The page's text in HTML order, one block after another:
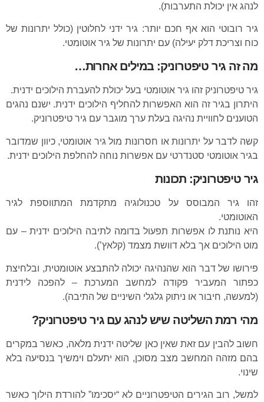
לנהג אין יכולת התערבות).
גיר רובוטי הוא אף חכם יותר: גיר ידני לחלוטין (כולל יתרונות של
כוח וצריכת דלק יעילה) עם יתרונות של גיר אוטומטי.
מה זה גיר טיפטרוניק: במילים אחרות…
גיר טיפטרוניק זהו גיר אוטומטי בעל יכולת להעברת הילוכים ידנית.
היתרון בגיר זה הוא האפשרות להחליף הילוכים ידנית. ישנם נהגים
הטוענים לחוויית נהיגה בעלת ערך מוגבר עם גיר טיפטרוניק.
קשה לדבר על יתרונות או חסרונות מול גיר אוטומטי, כיוון שמדובר
בגיר אוטומטי סטנדרטי עם אפשרות נוחה להחלפת הילוכים ידנית.
גיר טיפטרוניק: תכונות
זהו גיר המבוסס על טכנולוגיה מתקדמת המתווספת לגיר
האוטומטי.
היא נותנת לו אפשרות תפעול בדומה לתיבה הילוכים ידנית – עם
מוט הילוכים אך בלא דוושת מצמד (קלאץ’).
פירושו של דבר הוא שהנהיגה יכולה להתבצע אוטומטית, ובלחיצת
כפתור המעביר פקודה למחשב המערכת – להפכה לידנית
(למעשה, חיבור או ניתוק גלגלי השיניים של התיבה).
מהי רמת השליטה שיש לנהג עם גיר טיפטרוניק?
חשוב להבין עם זאת שאין כאן שליטה ידנית מלאה, כאשר במקרים
בהם מזהה המחשב מצב מסוכן, הוא יתעלם וימשיך בנסיעה בלא
שינוי.
למשל, רוב הגירים הטיפטרוניים לא “יסכימו” להורדת הילוך כאשר